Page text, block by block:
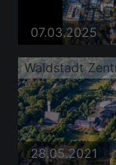
07.03.2025
28.05.2021